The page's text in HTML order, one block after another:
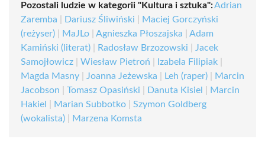
Pozostali ludzie w kategorii "Kultura i sztuka":Adrian
Zaremba
Dariusz Śliwiński
Maciej Gorczyński
(reżyser)
MaJLo Agnieszka Płoszajska
Adam
Kamiński (literat)
Radosław Brzozowski
Jacek
Samojłowicz
Wiesław Pietroń Izabela Filipiak
Magda Masny
Joanna Jeżewska Leh (raper)
Marcin
Jacobson
Tomasz Opasiński Danuta Kisiel
Marcin
Hakiel
Marian Subbotko
Szymon Goldberg
(wokalista)
Marzena Komsta